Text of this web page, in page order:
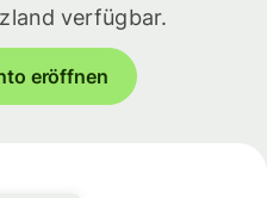
verfügbar.
eröffnen